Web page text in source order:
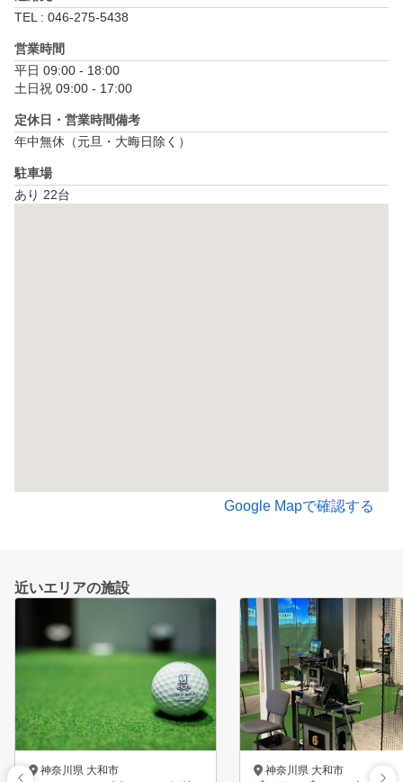
TEL : 046-275-5438
営業時間
平日 09:00 - 18:00
土日祝 09:00 - 17:00
定休日・営業時間備考
年中無休（元旦・大晦日除く）
駐車場
あり 22台
Google Mapで確認する
近いエリアの施設
神奈川県 大和市 神奈川県 大和市